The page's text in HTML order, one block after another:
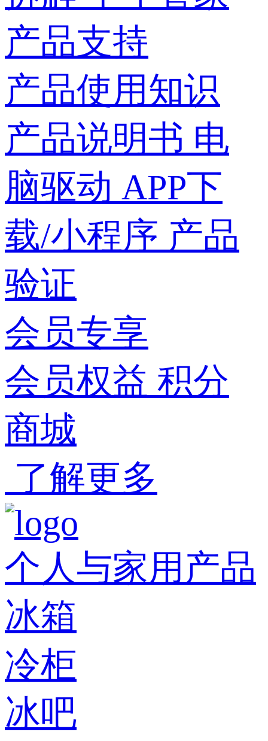
产品支持
产品使用知识
产品说明书 电
脑驱动 APP下
载/小程序 产品
验证
会员专享
会员权益 积分
商城
了解更多
个人与家用产品
冰箱
冷柜
冰吧